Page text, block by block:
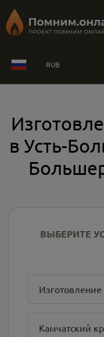
RUB
в Усть-
ВЫБЕРИТЕ
Камчатский